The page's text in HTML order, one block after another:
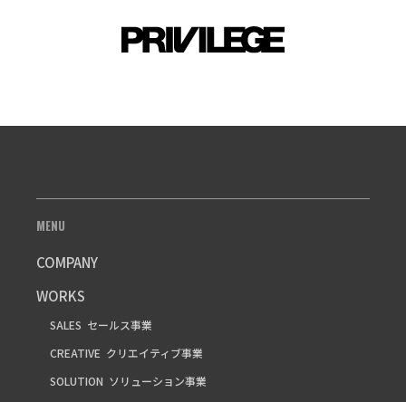
MENU
COMPANY
WORKS
SALES セールス事業
CREATIVE クリエイティブ事業
SOLUTION ソリューション事業